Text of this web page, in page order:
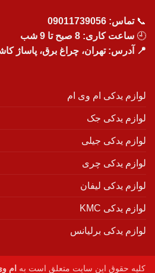
📞تماس: 09011739056
🕘 ساعت کاری: 8 صبح تا 9 شب
📍 آدرس: تهران، چراغ برق، پاساژ
لوازم یدکی ام وی ام
لوازم یدکی جک
لوازم یدکی جیلی
لوازم یدکی چری
لوازم یدکی لیفان
لوازم یدکی KMC
لوازم یدکی برلیانس
کلیه حقوق این سایت متعلق است به ام